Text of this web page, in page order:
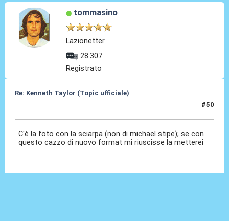
tommasino
Lazionetter
28.307
Registrato
Re: Kenneth Taylor (Topic ufficiale)
#50
C'è la foto con la sciarpa (non di michael stipe); se con
questo cazzo di nuovo format mi riuscisse la metterei